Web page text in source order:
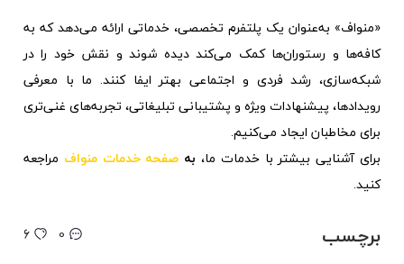
«منواف» به‌عنوان یک پلتفرم تخصصی، خدماتی ارائه می‌دهد که به
کافه‌ها و رستوران‌ها کمک می‌کند دیده شوند و نقش خود را در
شبکه‌سازی، رشد فردی و اجتماعی بهتر ایفا کنند. ما با معرفی
رویدادها، پیشنهادات ویژه و پشتیبانی تبلیغاتی، تجربه‌های غنی‌تری
برای مخاطبان ایجاد می‌کنیم.
برای آشنایی بیشتر با خدمات ما، به صفحه خدمات منواف مراجعه
کنید.
0
6 برچسب